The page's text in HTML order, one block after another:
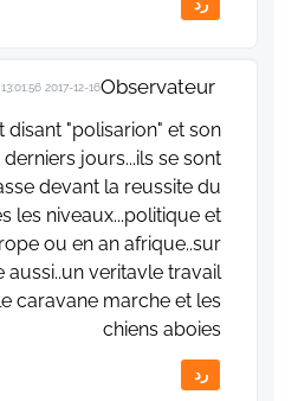
رد
Observateur
2017-12-16 13:01:56
disant "polisarion" et son
jours...ils se sont
devant la reussite du
les niveaux...politique et
ou en an afrique..sur
veritavle travail
caravane marche et les
chiens aboies
رد